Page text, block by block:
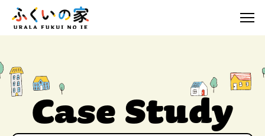
Case Study